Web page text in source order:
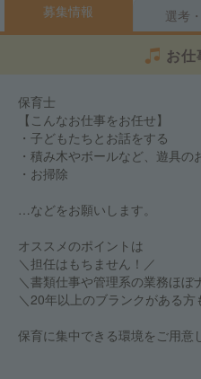
募集情報 選考
お仕
保育士
【こんなお仕事をお任せ】
・子どもたちとお話をする
・積み木やボールなど、遊具の
・お掃除
…などをお願いします。
オススメのポイントは
＼担任はもちません！／
＼書類仕事や管理系の業務ほぼ
＼20年以上のブランクがある方
保育に集中できる環境をご用意